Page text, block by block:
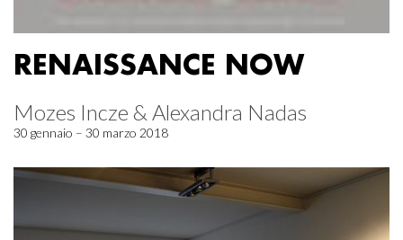
RENAISSANCE NOW
Mozes Incze & Alexandra Nadas
30 gennaio – 30 marzo 2018